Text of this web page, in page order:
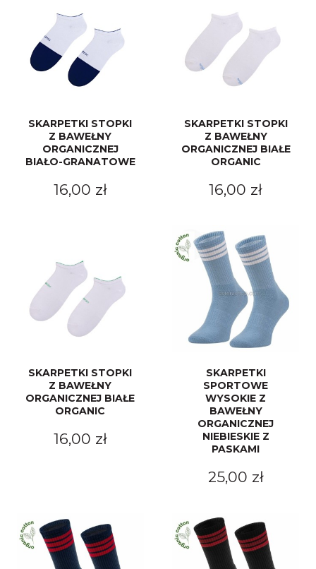
SKARPETKI STOPKI
Z BAWEŁNY
ORGANICZNEJ
BIAŁO-GRANATOWE
16,00 zł
SKARPETKI STOPKI
Z BAWEŁNY
ORGANICZNEJ BIAŁE
ORGANIC
16,00 zł
SKARPETKI STOPKI
Z BAWEŁNY
ORGANICZNEJ BIAŁE
ORGANIC
16,00 zł
SKARPETKI
SPORTOWE
WYSOKIE Z
BAWEŁNY
ORGANICZNEJ
NIEBIESKIE Z
PASKAMI
25,00 zł